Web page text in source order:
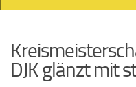
DJK glänzt mit